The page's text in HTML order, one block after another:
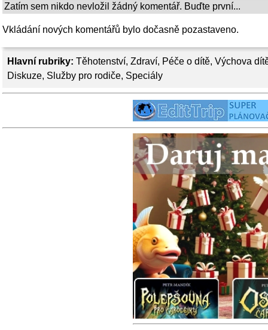
Hlavní rubriky: Těhotenství, Zdraví, Péče o dítě, Výchova
Diskuze, Služby pro rodiče, Speciály
Zatím sem nikdo nevložil žádný komentář. Buďte první...
Vkládání nových komentářů bylo dočasně pozastaveno.